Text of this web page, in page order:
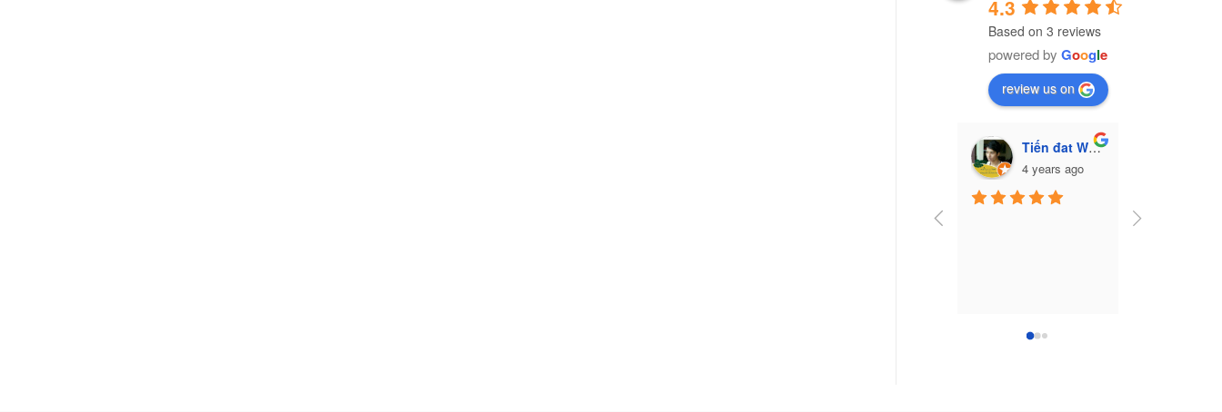
4.3
Based on 3 reviews
powered by Google
review us on
Tiến đat Wasabi (Cú mèo)
4 years ago
Công ty